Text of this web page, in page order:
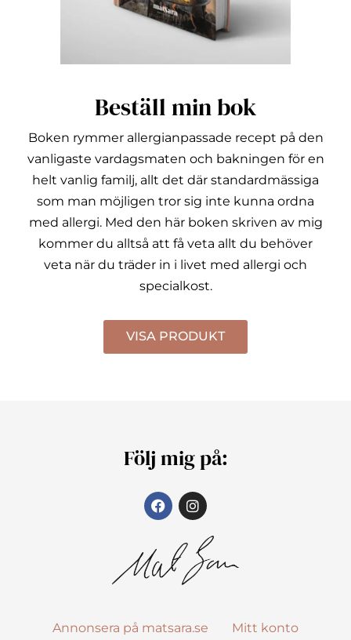
Beställ min bok
Boken rymmer allergianpassade recept på den
vanligaste vardagsmaten och bakningen för en
helt vanlig familj, allt det där standardmässiga
som man möjligen tror sig inte kunna ordna
med allergi. Med den här boken skriven av mig
kommer du alltså att få veta allt du behöver
veta när du träder in i livet med allergi och
specialkost.
VISA PRODUKT
Följ mig på:
Annonsera på matsara.se Mitt konto